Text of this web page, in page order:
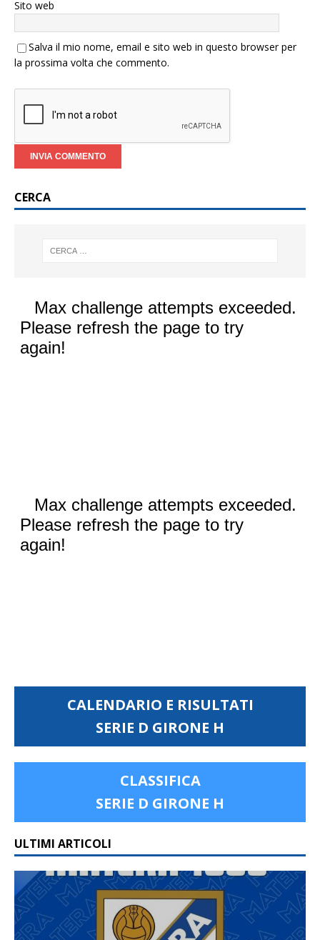
Sito web
Salva il mio nome, email e sito web in questo browser per
la prossima volta che commento.
CERCA
CALENDARIO E RISULTATI
SERIE D GIRONE H
CLASSIFICA
SERIE D GIRONE H
ULTIMI ARTICOLI